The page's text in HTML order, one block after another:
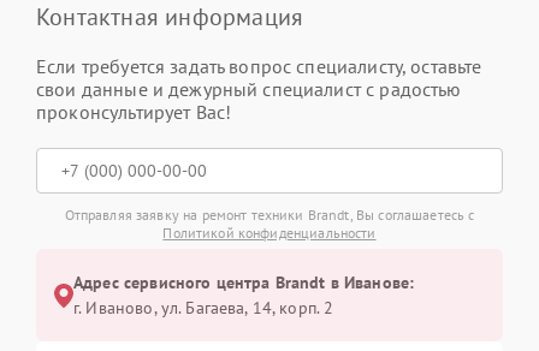
Контактная информация
Если требуется задать вопрос специалисту, оставьте
свои данные и дежурный специалист с радостью
проконсультирует Вас!
Отправляя заявку на ремонт техники Brandt, Вы соглашаетесь с
Политикой конфиденциальности
Адрес сервисного центра Brandt в Иванове:
г. Иваново, ул. Багаева, 14, корп. 2